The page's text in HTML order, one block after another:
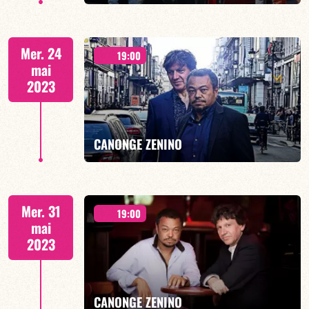
21h00
EN SAVOIR PLUS
Mer. 24
mai
2023
19:00
CANONGE ZENINO
Duo Jazz - 19h00
EN SAVOIR PLUS
Mer. 31
mai
2023
19:00
CANONGE ZENINO